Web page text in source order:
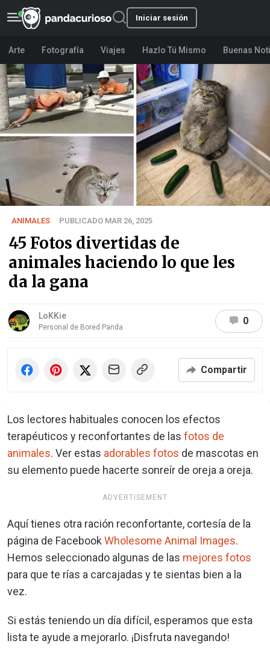
Iniciar sesión
Arte Fotografía Viajes Hazlo Tú Mismo Buenas
ANIMALES PUBLICADO MAR 26, 2025
45 Fotos divertidas de
animales haciendo lo que les
da la gana
LoKKie
Personal de Bored Panda
0
Compartir
Los lectores habituales conocen los efectos
terapéuticos y reconfortantes de las fotos de
animales. Ver estas adorables fotos de mascotas en
su elemento puede hacerte sonreír de oreja a oreja.
ADVERTISEMENT
Aquí tienes otra ración reconfortante, cortesía de la
página de Facebook Wholesome Animal Images.
Hemos seleccionado algunas de las mejores fotos
para que te rías a carcajadas y te sientas bien a la
vez.
Si estás teniendo un día difícil, esperamos que esta
lista te ayude a mejorarlo. ¡Disfruta navegando!